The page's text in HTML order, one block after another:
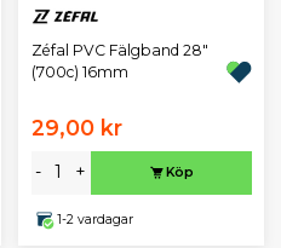
Zéfal PVC Fälgband 28"
(700c) 16mm
29,00 kr
- + Köp
1-2 vardagar